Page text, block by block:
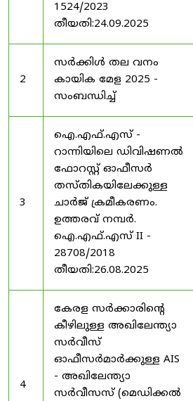
1524/2023
തീയതി:24.09.2025
2
സർക്കിൾ തല വനം
കായിക മേള 2025 -
സംബന്ധിച്ച്
3
ഐ.എഫ്.എസ് -
റാന്നിയിലെ ഡിവിഷണൽ
ഫോറസ്റ്റ് ഓഫീസർ
തസ്തികയിലേക്കുള്ള
ചാർജ് ക്രമീകരണം.
ഉത്തരവ് നമ്പർ.
ഐ.എഫ്.എസ് II -
28708/2018
തീയതി:26.08.2025
4
കേരള സർക്കാരിന്റെ
കീഴിലുള്ള അഖിലേന്ത്യാ
സർവീസ്
ഓഫീസർമാർക്കുള്ള AIS
- അഖിലേന്ത്യാ
സർവീസസ് (മെഡിക്കൽ